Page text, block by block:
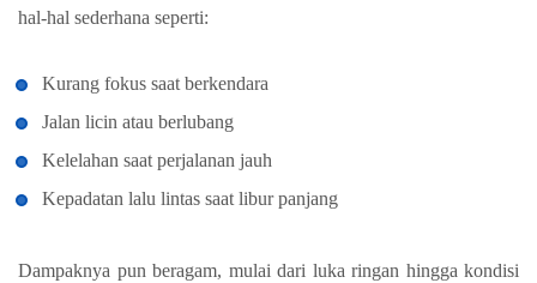
hal-hal sederhana seperti:
Kurang fokus saat berkendara
Jalan licin atau berlubang
Kelelahan saat perjalanan jauh
Kepadatan lalu lintas saat libur panjang
Dampaknya pun beragam, mulai dari luka ringan hingga kondisi